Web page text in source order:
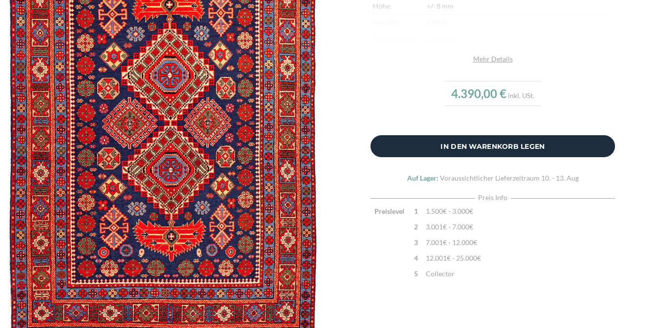
Höhe:
+/- 8 mm
Highlights:
Natürliche Schafwolle, Von Hand geknüpft, Traditionelle
Machart
Mehr Details
4.390,00 € inkl. USt.
IN DEN WARENKORB LEGEN
Auf Lager: Voraussichtlicher Lieferzeitraum 10. - 13. Aug
Preis Info
Preislevel
1
1.500€ - 3.000€
2
3.001€ - 7.000€
3
7.001€ - 12.000€
4
12.001€ - 25.000€
5
Collector